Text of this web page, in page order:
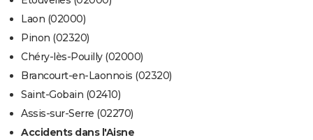
Laon (02000)
Pinon (02320)
Chéry-lès-Pouilly (02000)
Brancourt-en-Laonnois (02320)
Saint-Gobain (02410)
Assis-sur-Serre (02270)
Accidents dans l'Aisne